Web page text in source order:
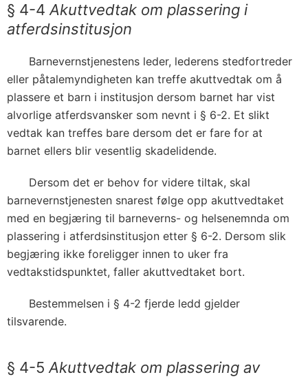
§ 4-4 Akuttvedtak om plassering i
atferdsinstitusjon
Barnevernstjenestens leder, lederens stedfortreder
eller påtalemyndigheten kan treffe akuttvedtak om å
plassere et barn i institusjon dersom barnet har vist
alvorlige atferdsvansker som nevnt i § 6-2. Et slikt
vedtak kan treffes bare dersom det er fare for at
barnet ellers blir vesentlig skadelidende.
Dersom det er behov for videre tiltak, skal
barnevernstjenesten snarest følge opp akuttvedtaket
med en begjæring til barneverns- og helsenemnda om
plassering i atferdsinstitusjon etter § 6-2. Dersom slik
begjæring ikke foreligger innen to uker fra
vedtakstidspunktet, faller akuttvedtaket bort.
Bestemmelsen i § 4-2 fjerde ledd gjelder
tilsvarende.
§ 4-5 Akuttvedtak om plassering av